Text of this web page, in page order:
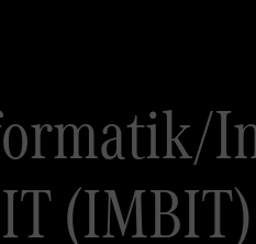
(IMBIT)